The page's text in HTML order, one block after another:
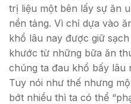
trị liệu một bên lấy sự ăn
nền tảng. Vì chỉ dựa vào
khổ lâu nay được giữ
khước từ những bữa ăn
chúng ta đau khổ bấy lâu
Tuy nói như thế nhưng
bớt nhiều thì ta có thể